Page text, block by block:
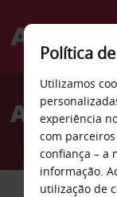
Welcome
AvisAluguer
CARRO
Política
Utilizamos
experiência
com
confiança – a
informação.
utilização de